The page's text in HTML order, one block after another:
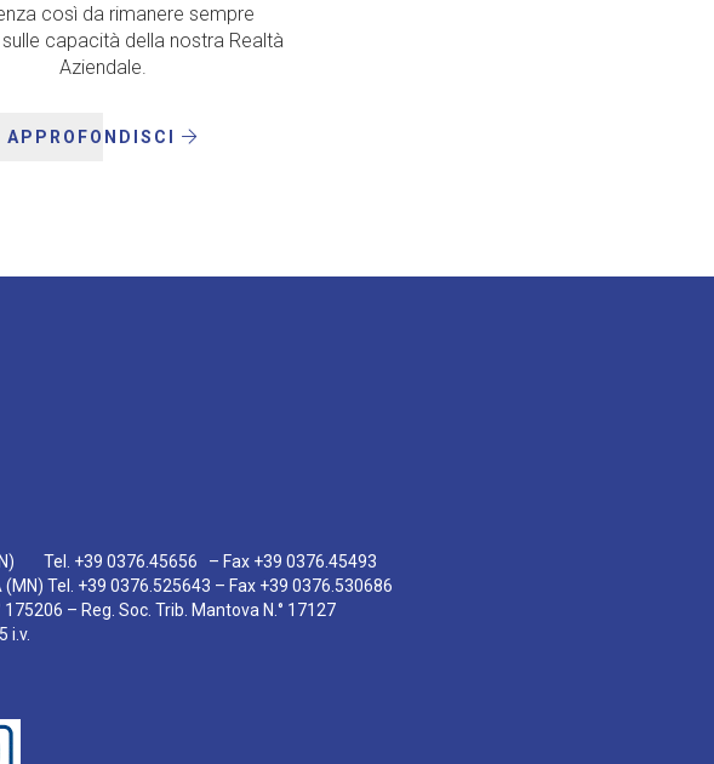
così da rimanere sempre
capacità della nostra Realtà
Aziendale.
APPROFONDISCI
Tel. +39 0376.45656 – Fax +39 0376.45493
Tel. +39 0376.525643 – Fax +39 0376.530686
175206 – Reg. Soc. Trib. Mantova N.° 17127
i.v.